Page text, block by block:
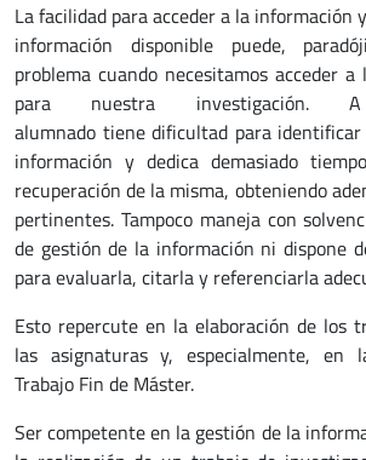
La facilidad para acceder a la información
información disponible puede,
problema cuando necesitamos acceder
para nuestra investigación.
alumnado tiene dificultad para identificar
información y dedica demasiado
recuperación de la misma, obteniendo
pertinentes. Tampoco maneja con
de gestión de la información ni dispone
para evaluarla, citarla y referenciarla
Esto repercute en la elaboración de los
las asignaturas y, especialmente, en
Trabajo Fin de Máster.
Ser competente en la gestión de la